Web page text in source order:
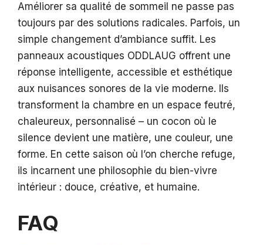
Améliorer sa qualité de sommeil ne passe pas
toujours par des solutions radicales. Parfois, un
simple changement d’ambiance suffit. Les
panneaux acoustiques ODDLAUG offrent une
réponse intelligente, accessible et esthétique
aux nuisances sonores de la vie moderne. Ils
transforment la chambre en un espace feutré,
chaleureux, personnalisé – un cocon où le
silence devient une matière, une couleur, une
forme. En cette saison où l’on cherche refuge,
ils incarnent une philosophie du bien-vivre
intérieur : douce, créative, et humaine.
FAQ